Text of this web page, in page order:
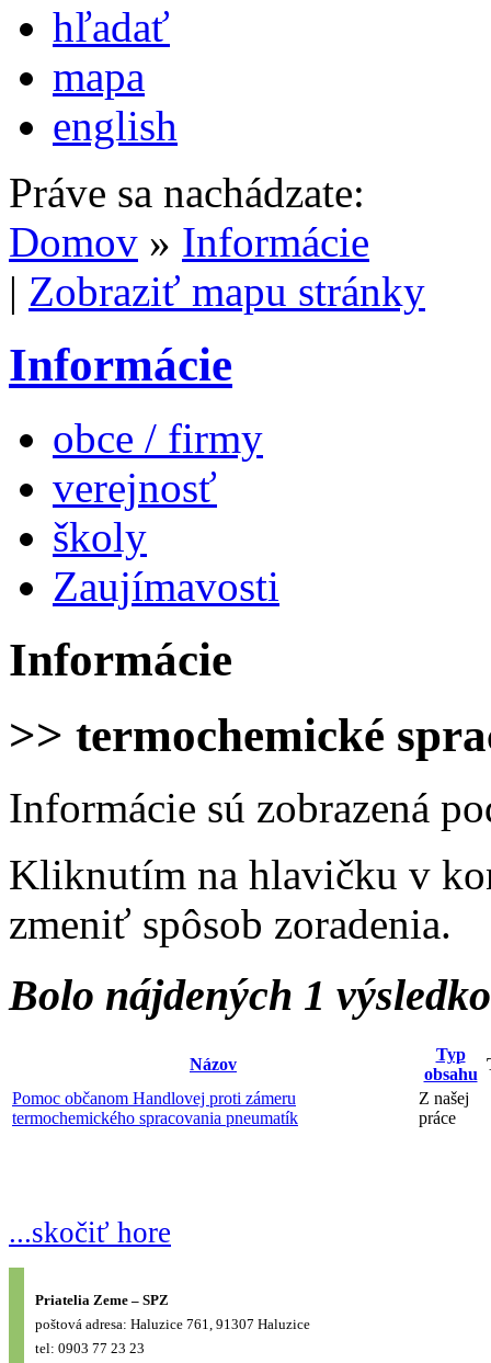
hľadať
mapa
english
Práve sa nachádzate:
Domov » Informácie
| Zobraziť mapu stránky
Informácie
obce / firmy
verejnosť
školy
Zaujímavosti
Informácie
>> termochemické
Informácie sú zobrazená
Kliknutím na hlavičku v
zmeniť spôsob zoradenia.
Bolo nájdených 1
Názov
Typ
obsahu
Pomoc občanom Handlovej proti zámeru
termochemického spracovania pneumatík
Z našej
práce
...skočiť hore
Priatelia Zeme – SPZ
poštová adresa: Haluzice 761, 91307 Haluzice
tel: 0903 77 23 23